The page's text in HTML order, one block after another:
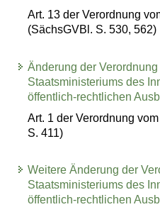
Art. 13 der Verordnung
(SächsGVBl. S. 530, 562)
Änderung der
Staatsministeriums des
öffentlich-rechtlichen
Art. 1 der Verordnung
S. 411)
Weitere Änderung der
Staatsministeriums des
öffentlich-rechtlichen